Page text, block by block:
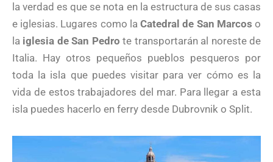
la verdad es que se nota en la estructura de sus casas
e iglesias. Lugares como laCatedral de San Marcos o
la iglesia de San Pedro te transportarán al noreste de
Italia. Hay otros pequeños pueblos pesqueros por
toda la isla que puedes visitar para ver cómo es la
vida de estos trabajadores del mar. Para llegar a esta
isla puedes hacerlo en ferry desde Dubrovnik o Split.